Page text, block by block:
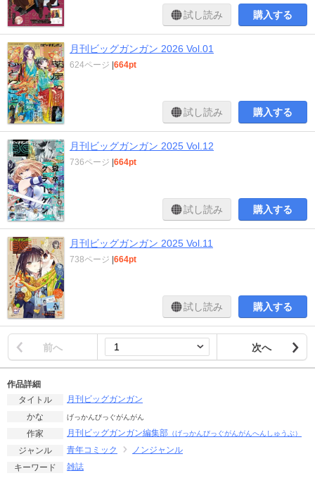
試し読み 購入する
月刊ビッグガンガン 2026 Vol.01
624ページ 664pt
試し読み 購入する
月刊ビッグガンガン 2025 Vol.12
736ページ 664pt
試し読み 購入する
月刊ビッグガンガン 2025 Vol.11
738ページ 664pt
試し読み 購入する
前へ 次へ
作品詳細
タイトル
月刊ビッグガンガン
かな
げっかんびっぐがんがん
作家 月刊ビッグガンガン編集部 （げっかんびっぐがんがんへんしゅうぶ）
ジャンル 青年コミック
ノンジャンル
キーワード
雑誌